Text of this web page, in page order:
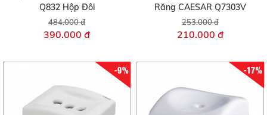
Q832 Hộp Đôi
484.000 đ
390.000 đ
Răng CAESAR Q7303V
253.000 đ
210.000 đ
-9% -17%